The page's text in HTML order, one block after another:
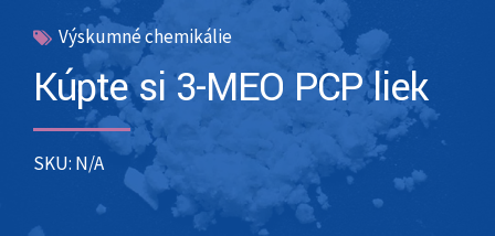
Výskumné chemikálie
Kúpte si 3-MEO PCP liek
SKU: N/A